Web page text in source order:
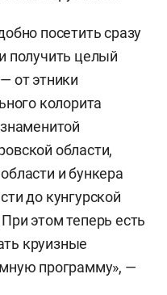
посетить сразу
получить целый
от этники
колорита
области,
и бункера
до кунгурской
этом теперь есть
круизные
программу», —